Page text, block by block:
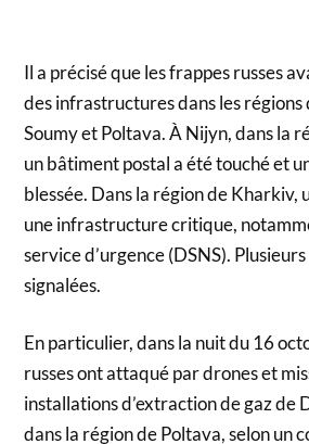
Il a précisé que les frappes russes
des infrastructures dans les régions
Soumy et Poltava. À Nijyn, dans la
un bâtiment postal a été touché et
blessée. Dans la région de Kharkiv,
une infrastructure critique,
service d’urgence (DSNS).
signalées.
En particulier, dans la nuit du 16
russes ont attaqué par drones et
installations d’extraction de gaz de
dans la région de Poltava, selon un